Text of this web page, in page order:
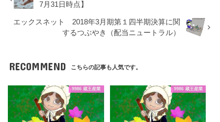
7月31日時点】
エックスネット 2018年3月期第１四半期決算に関
するつぶやき（配当ニュートラル）
RECOMMEND こちらの記事も人気です。
9986 蔵王産業 9986 蔵王産業